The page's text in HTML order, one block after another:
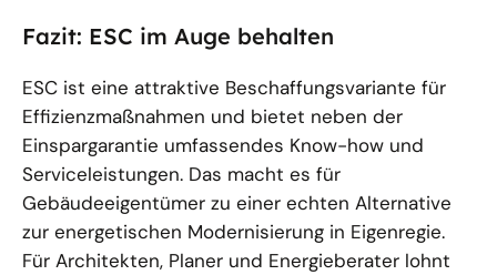
Fazit: ESC im Auge behalten
ESC ist eine attraktive Beschaffungsvariante für
Effizienzmaßnahmen und bietet neben der
Einspargarantie umfassendes Know-how und
Serviceleistungen. Das macht es für
Gebäudeeigentümer zu einer echten Alternative
zur energetischen Modernisierung in Eigenregie.
Für Architekten, Planer und Energieberater lohnt